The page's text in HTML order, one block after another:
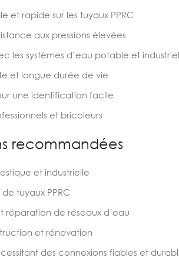
et rapide sur les tuyaux PPRC
aux pressions élevées
les systèmes d’eau potable et
et longue durée de vie
une identification facile
et bricoleurs
recommandées
et industrielle
tuyaux PPRC
réparation de réseaux d’eau
et rénovation
des connexions fiables et